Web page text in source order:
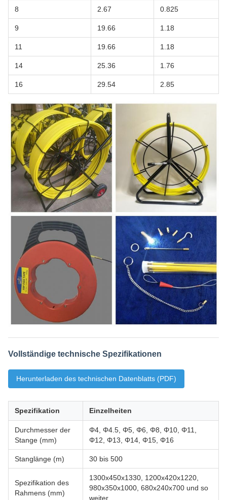
8 2.67 0.825
9 19.66 1.18
11 19.66 1.18
14 25.36 1.76
16 29.54 2.85
Vollständige technische Spezifikationen
Herunterladen des technischen Datenblatts (PDF)
Spezifikation Einzelheiten
Durchmesser der
Stange (mm)
Φ4, Φ4.5, Φ5, Φ6, Φ8, Φ10, Φ11,
Φ12, Φ13, Φ14, Φ15, Φ16
Stanglänge (m) 30 bis 500
Spezifikation des
Rahmens (mm)
1300x450x1330, 1200x420x1220,
980x350x1000, 680x240x700 und so
weiter.